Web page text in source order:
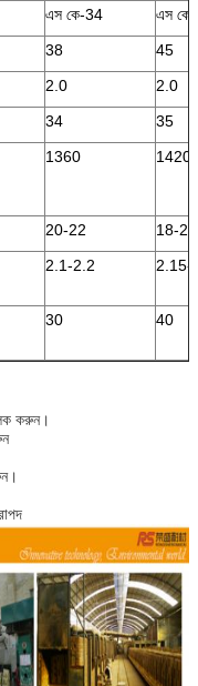
এস কে-34
এস
38
45
2.0
2.0
34
35
1360 1420
20-22
18-20
2.1-2.2 2.15-
30 40
করুন।